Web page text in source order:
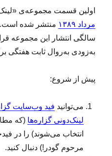
اولین قسمت مجموعه‌ی
مرداد ۱۳۸۹
سالگی انتشار این مجموعه
به‌زودی به‌روال ثابت هفتگی
پیش از شروع:
می‌توانید فید وب‌سایت
لینک‌دونی گزاره‌ها (که
انتخاب می‌شوند) را در
مرحوم گودر!) دنبال کنید.